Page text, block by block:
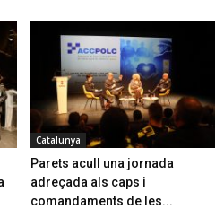
Catalunya
Parets acull una jornada
adreçada als caps i
comandaments de les...